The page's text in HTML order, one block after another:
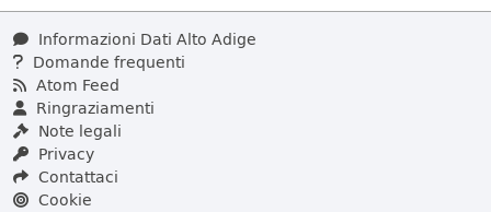
Informazioni Dati Alto Adige
Domande frequenti
Atom Feed
Ringraziamenti
Note legali
Privacy
Contattaci
Cookie